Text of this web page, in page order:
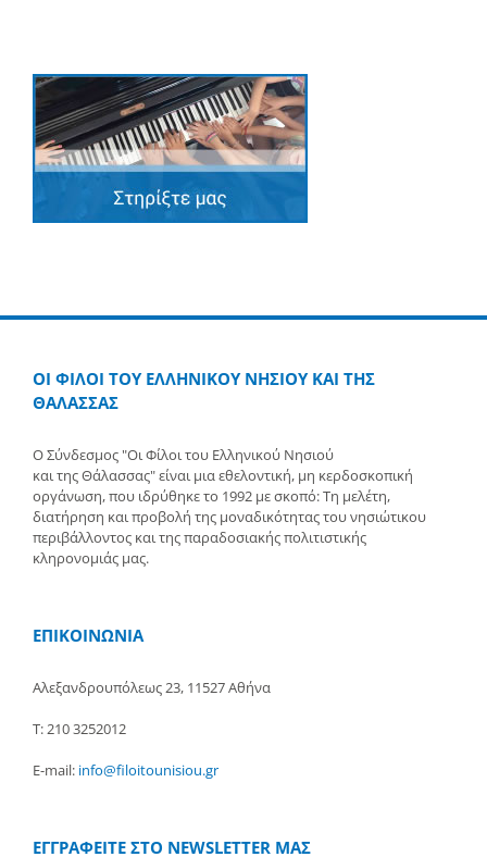
ΟΙ ΦΙΛΟΙ ΤΟΥ ΕΛΛΗΝΙΚΟΥ ΝΗΣΙΟΥ ΚΑΙ ΤΗΣ
ΘΑΛΑΣΣΑΣ
Ο Σύνδεσμος "Οι Φίλοι του Ελληνικού Νησιού
και της Θάλασσας" είναι μια εθελοντική, μη κερδοσκοπική
οργάνωση, που ιδρύθηκε το 1992 με σκοπό: Τη μελέτη,
διατήρηση και προβολή της μοναδικότητας του νησιώτικου
περιβάλλοντος και της παραδοσιακής πολιτιστικής
κληρονομιάς μας.
ΕΠΙΚΟΙΝΩΝΙΑ
Αλεξανδρουπόλεως 23, 11527 Αθήνα
Τ: 210 3252012
E-mail: info@filoitounisiou.gr
ΕΓΓΡΑΦΕΙΤΕ ΣΤΟ NEWSLETTER ΜΑΣ